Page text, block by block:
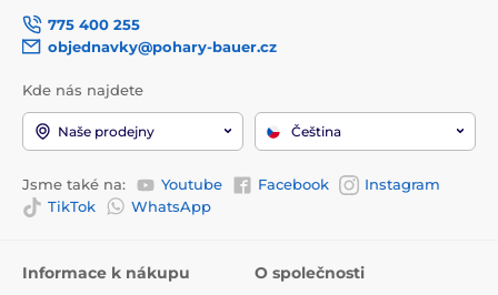
775 400 255
objednavky@pohary-bauer.cz
Kde nás najdete
Naše prodejny Čeština
Jsme také na: Youtube Facebook
Instagram
TikTok
WhatsApp
Informace k nákupu O společnosti